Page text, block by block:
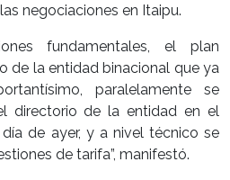
negociaciones en Itaipu.
fundamentales, el plan
de la entidad binacional que ya
paralelamente se
directorio de la entidad en el
de ayer, y a nivel técnico se
de tarifa”, manifestó.